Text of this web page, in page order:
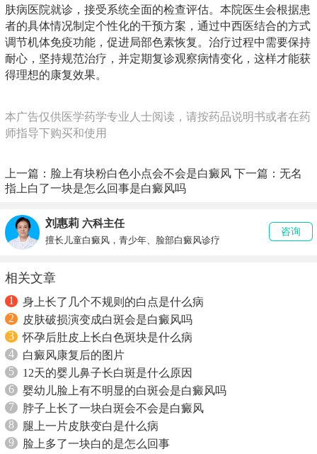
肤病医院就诊，接受系统全面的检查评估。本院医生会根据患
者的具体情况制定个性化的干预方案，通过中西医结合的方式
调节机体免疫功能，促进局部色素恢复。治疗过程中需要保持
耐心，坚持规范治疗，并定期复诊观察病情变化，这样才能获
得理想的康复效果。
本广告仅供医学药学专业人士阅读，请按药品说明书或者在药
师指导下购买和使用
上一篇： 脸上有块粉白色小点会不会是白癜风 下一篇： 无名
指上白了一块是怎么回事是白癜风吗
刘惠莉 六科主任
擅长儿童白癜风，青少年、脸部白癜风诊疗
咨询
相关文章
1
身上长了几个不规则的白点是什么病
2
皮肤破损演变成白斑会是白癜风吗
3
怀孕后肚皮上长白色斑块是什么病
4
白癜风康复后的图片
5
12天的婴儿鼻子长白斑是什么原因
6
婴幼儿脸上有不明显的白斑会是白癜风吗
7
脖子上长了一块白斑会不会是白癜风
8
腿上一片皮肤变白是什么病
9
脸上多了一块白的是怎么回事